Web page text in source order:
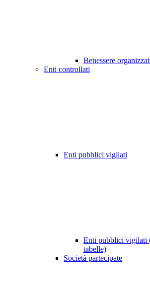
Benessere
Enti controllati
Enti pubblici vigilati
Enti pubblici vigilati
tabelle)
Società partecipate